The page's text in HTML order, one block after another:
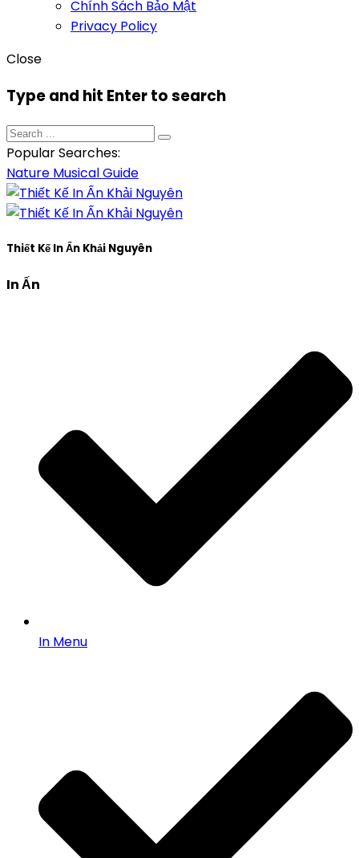
Chính Sách Bảo Mật
Privacy Policy
Close
Type and hit Enter to search
Popular Searches:
Nature MusicalGuide
Thiết Kế In Ấn Khải Nguyên
In Ấn
In Menu